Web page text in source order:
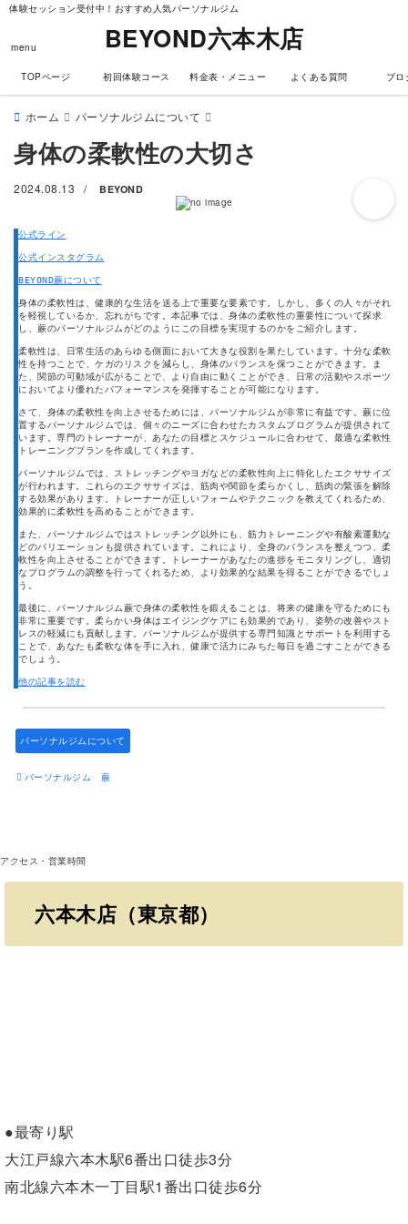
体験セッション受付中！おすすめ人気パーソナルジム
menu BEYOND六本木店
TOPページ 初回体験コース 料金表・メニュー よくある質問 ブロ
ホーム パーソナルジムについて
身体の柔軟性の大切さ
2024.08.13 / BEYOND
公式ライン
公式インスタグラム
BEYOND蕨について
身体の柔軟性は、健康的な生活を送る上で重要な要素です。しかし、多くの人々がそれ
を軽視しているか、忘れがちです。本記事では、身体の柔軟性の重要性について探求
し、蕨のパーソナルジムがどのようにこの目標を実現するのかをご紹介します。
柔軟性は、日常生活のあらゆる側面において大きな役割を果たしています。十分な柔軟
性を持つことで、ケガのリスクを減らし、身体のバランスを保つことができます。ま
た、関節の可動域が広がることで、より自由に動くことができ、日常の活動やスポーツ
においてより優れたパフォーマンスを発揮することが可能になります。
さて、身体の柔軟性を向上させるためには、パーソナルジムが非常に有益です。蕨に位
置するパーソナルジムでは、個々のニーズに合わせたカスタムプログラムが提供されて
います。専門のトレーナーが、あなたの目標とスケジュールに合わせて、最適な柔軟性
トレーニングプランを作成してくれます。
パーソナルジムでは、ストレッチングやヨガなどの柔軟性向上に特化したエクササイズ
が行われます。これらのエクササイズは、筋肉や関節を柔らかくし、筋肉の緊張を解除
する効果があります。トレーナーが正しいフォームやテクニックを教えてくれるため、
効果的に柔軟性を高めることができます。
また、パーソナルジムではストレッチング以外にも、筋力トレーニングや有酸素運動な
どのバリエーションも提供されています。これにより、全身のバランスを整えつつ、柔
軟性を向上させることができます。トレーナーがあなたの進捗をモニタリングし、適切
なプログラムの調整を行ってくれるため、より効果的な結果を得ることができるでしょ
う。
最後に、パーソナルジム蕨で身体の柔軟性を鍛えることは、将来の健康を守るためにも
非常に重要です。柔らかい身体はエイジングケアにも効果的であり、姿勢の改善やスト
レスの軽減にも貢献します。パーソナルジムが提供する専門知識とサポートを利用する
ことで、あなたも柔軟な体を手に入れ、健康で活力にみちた毎日を過ごすことができる
でしょう。
他の記事を読む
パーソナルジムについて
パーソナルジム 蕨
アクセス・営業時間
六本木店（東京都）
●最寄り駅
大江戸線六本木駅6番出口徒歩3分
南北線六本木一丁目駅1番出口徒歩6分